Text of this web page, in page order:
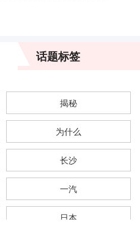
话题标签
揭秘
为什么
长沙
一汽
日本